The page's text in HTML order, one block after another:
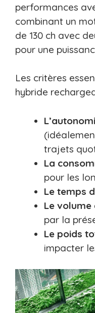
performances
combinant un
de 130 ch avec
pour une
Les critères
hybride
trajets
La
pour les
Le temps
Le
par la
Le poids
impacter